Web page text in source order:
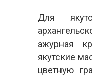
Для
ажурная
якутские
цветную